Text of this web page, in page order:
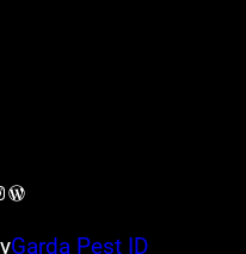
WordPress
Garda Pest ID